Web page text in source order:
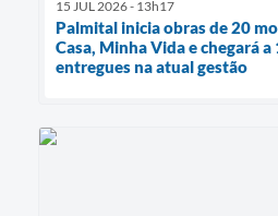
15 JUL 2026 - 13h17
Palmital inicia obras de 20
Casa, Minha Vida e chegará a
entregues na atual gestão